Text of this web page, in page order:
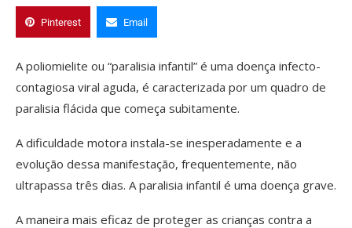
Pinterest Email
A poliomielite ou “paralisia infantil” é uma doença infecto-
contagiosa viral aguda, é caracterizada por um quadro de
paralisia flácida que começa subitamente.
A dificuldade motora instala-se inesperadamente e a
evolução dessa manifestação, frequentemente, não
ultrapassa três dias. A paralisia infantil é uma doença grave.
A maneira mais eficaz de proteger as crianças contra a